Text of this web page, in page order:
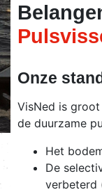
Onze
VisNed is
de duurzame
Het
De
verbeterd